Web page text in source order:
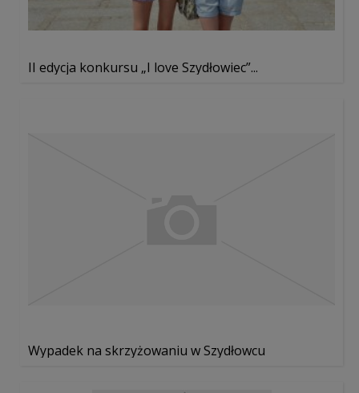
II edycja konkursu „I love Szydłowiec”...
Wypadek na skrzyżowaniu w Szydłowcu